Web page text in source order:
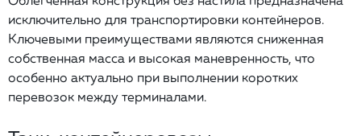
исключительно для транспортировки контейнеров.
Ключевыми преимуществами являются сниженная
собственная масса и высокая маневренность, что
особенно актуально при выполнении коротких
перевозок между терминалами.